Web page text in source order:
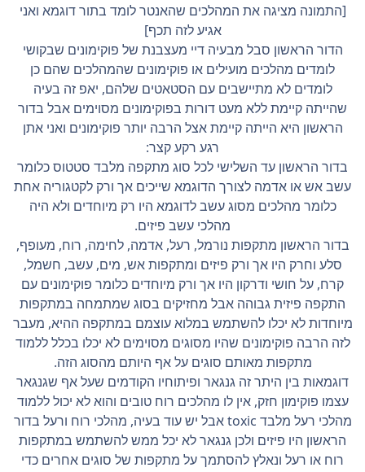
[התמונה מציגה את המהלכים שהאנטר לומד בתור דוגמא ואני
אגיע לזה תכף]
הדור הראשון סבל מבעיה דיי מעצבנת של פוקימונים שבקושי
לומדים מהלכים מועילים או פוקימונים שהמהלכים שהם כן
לומדים לא מתיישבים עם הסטאטים שלהם, יאפ זה בעיה
שהייתה קיימת ללא מעט דורות בפוקימונים מסוימים אבל בדור
הראשון היא הייתה קיימת אצל הרבה יותר פוקימונים ואני אתן
רגע רקע קצר:
בדור הראשון עד השלישי לכל סוג מתקפה מלבד סטטוס כלומר
עשב אש או אדמה לצורך הדוגמא שייכים אך ורק לקטגוריה אחת
כלומר מהלכים מסוג עשב לדוגמא היו רק מיוחדים ולא היה
מהלכי עשב פיזים.
בדור הראשון מתקפות נורמל, רעל, אדמה, לחימה, רוח, מעופף,
סלע וחרק היו אך ורק פיזים ומתקפות אש, מים, עשב, חשמל,
קרח, על חושי ודרקון היו אך ורק מיוחדים כלומר פוקימונים עם
התקפה פיזית גבוהה אבל מחזיקים בסוג שמתמחה במתקפות
מיוחדות לא יכלו להשתמש במלוא עוצמם במתקפה ההיא, מעבר
לזה הרבה פוקימונים שהיו מסוגים מסוימים לא יכלו בכלל ללמוד
מתקפות מאותם סוגים על אף היותם מהסוג הזה.
דוגמאות בין היתר זה גנגאר ופיתוחיו הקודמים שעל אף שגנגאר
עצמו פוקימון חזק, אין לו מהלכים רוח טובים והוא לא יכול ללמוד
מהלכי רעל מלבד toxic אבל יש עוד בעיה, מהלכי רוח ורעל בדור
הראשון היו פיזים ולכן גנגאר לא יכל ממש להשתמש במתקפות
רוח או רעל ונאלץ להסתמך על מתקפות של סוגים אחרים כדי